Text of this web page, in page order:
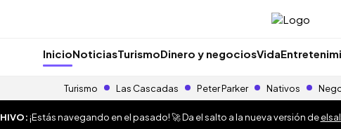
InicioNoticiasTurismoDinero y negociosVida
Turismo Las Cascadas Peter Parker Nativos
¡Estás navegando en el pasado! 🚀 Da el salto a la nueva versión de